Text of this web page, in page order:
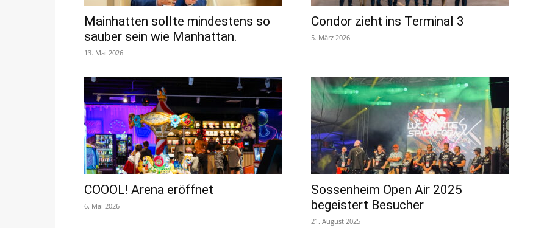
Mainhatten sollte mindestens so
sauber sein wie Manhattan.
13. Mai 2026
Condor zieht ins Terminal 3
5. März 2026
COOOL! Arena eröffnet
6. Mai 2026
Sossenheim Open Air 2025
begeistert Besucher
21. August 2025